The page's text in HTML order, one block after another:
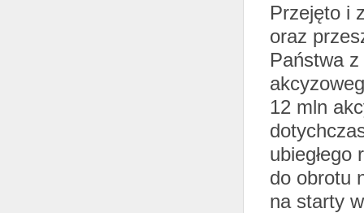
Przejęto i
oraz
Państwa
12 mln
do obrotu
na starty